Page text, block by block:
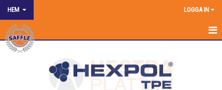
HEM LOGGA IN
HEM